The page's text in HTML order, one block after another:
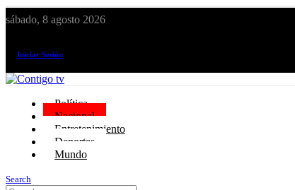
sábado, 8 agosto 2026
Iniciar Sesión
Política
Nacional
Entretenimiento
Deportes
Mundo
Search